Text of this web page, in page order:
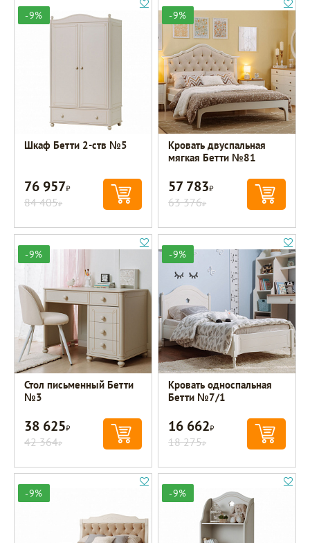
-9%
Шкаф Бетти 2-ств №5
76 957Р
84 405Р
-9%
Кровать двуспальная
мягкая Бетти №81
57 783Р
63 376Р
-9%
Стол письменный Бетти
№3
38 625Р
42 364Р
-9%
Кровать односпальная
Бетти №7/1
16 662Р
18 275Р
-9% -9%